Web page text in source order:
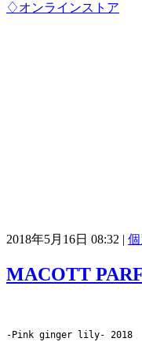
♢オンラインストア
2018年5月16日 08:32 |
MACOTT
-Pink ginger lily- 2018